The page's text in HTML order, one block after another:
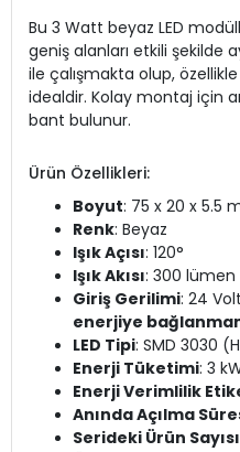
Bu 3 Watt beyaz LED
geniş alanları etkili şekilde
ile çalışmakta olup,
idealdir. Kolay montaj için
bant bulunur.
Ürün Özellikleri:
Boyut: 75 x 20 x 5.5
Renk: Beyaz
Işık Açısı: 120°
Işık Akısı: 300 lümen
Giriş Gerilimi: 24
enerjiye
LED Tipi: SMD 3030
Enerji Tüketimi: 3
Enerji Verimlilik
Anında Açılma
Serideki Ürün Sayısı